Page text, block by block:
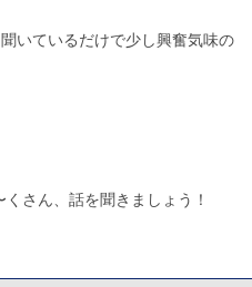
いているだけで少し興奮気味の
さん、話を聞きましょう！